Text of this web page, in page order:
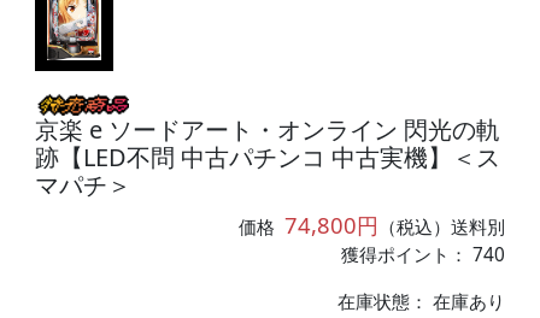
京楽 e ソードアート・オンライン 閃光の軌
跡【LED不問 中古パチンコ 中古実機】＜ス
マパチ＞
価格74,800円 （税込）送料別
獲得ポイント： 740
在庫状態：在庫あり